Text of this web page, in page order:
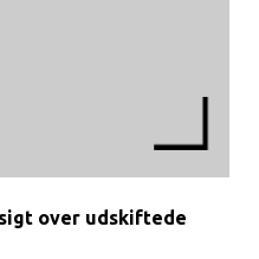
over udskiftede